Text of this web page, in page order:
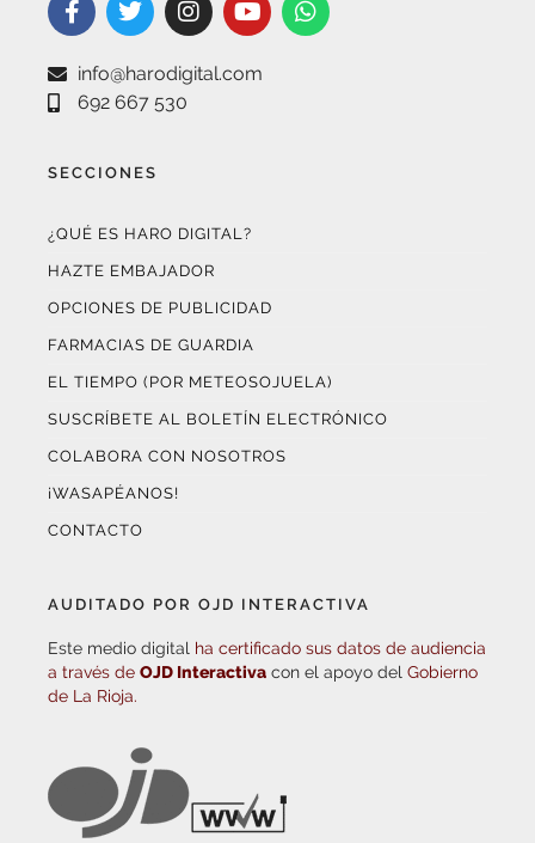
info@harodigital.com
692 667 530
SECCIONES
¿QUÉ ES HARO DIGITAL?
HAZTE EMBAJADOR
OPCIONES DE PUBLICIDAD
FARMACIAS DE GUARDIA
EL TIEMPO (POR METEOSOJUELA)
SUSCRÍBETE AL BOLETÍN ELECTRÓNICO
COLABORA CON NOSOTROS
¡WASAPÉANOS!
CONTACTO
AUDITADO POR OJD INTERACTIVA
Este medio digital ha certificado sus datos de audiencia
a través de OJD Interactiva con el apoyo del Gobierno
de La Rioja.